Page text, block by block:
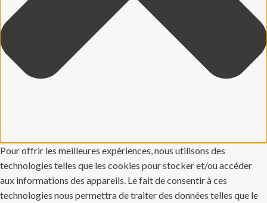
Pour offrir les meilleures expériences, nous utilisons des
technologies telles que les cookies pour stocker et/ou accéder
aux informations des appareils. Le fait de consentir à ces
technologies nous permettra de traiter des données telles que le